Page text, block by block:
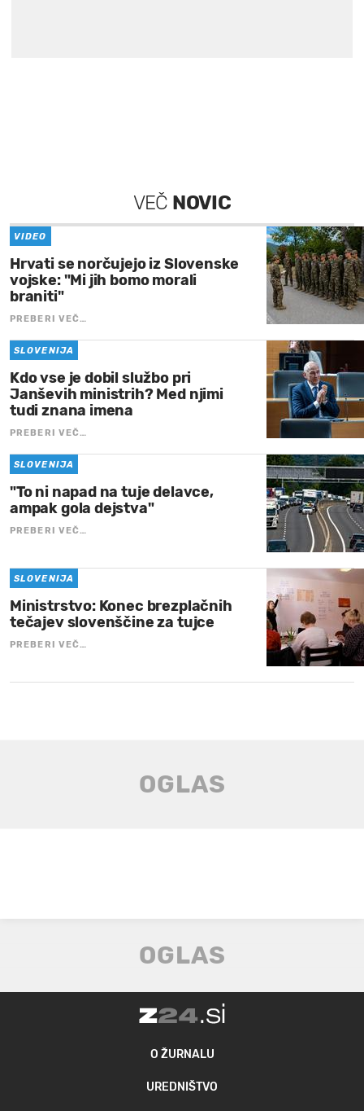
VEČ NOVIC
VIDEO
Hrvati se norčujejo iz Slovenske
vojske: "Mi jih bomo morali
braniti"
PREBERI VEČ…
SLOVENIJA
Kdo vse je dobil službo pri
Janševih ministrih? Med njimi
tudi znana imena
PREBERI VEČ…
SLOVENIJA
"To ni napad na tuje delavce,
ampak gola dejstva"
PREBERI VEČ…
SLOVENIJA
Ministrstvo: Konec brezplačnih
tečajev slovenščine za tujce
PREBERI VEČ…
O ŽURNALU
UREDNIŠTVO